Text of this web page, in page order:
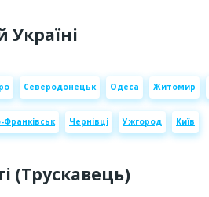
Україні
Северодонецьк Одеса Житомир
Франківськ Чернівці Ужгород Київ
(Трускавець)